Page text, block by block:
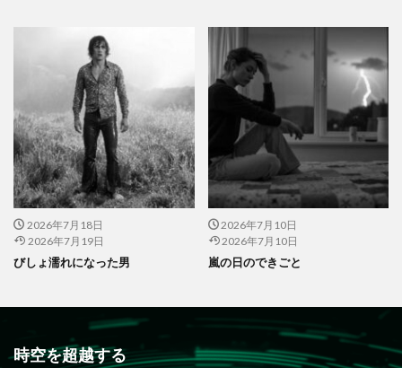
2026年7月18日
2026年7月19日
びしょ濡れになった男
2026年7月10日
2026年7月10日
嵐の日のできごと
時空を超越する